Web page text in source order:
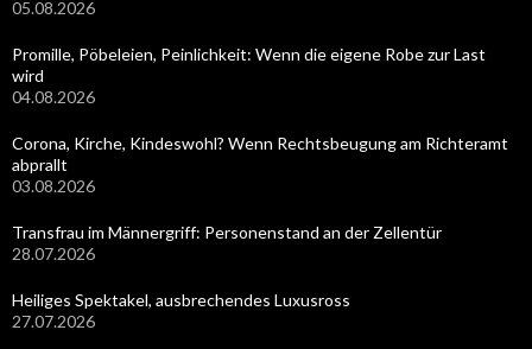
05.08.2026
Promille, Pöbeleien, Peinlichkeit: Wenn die eigene Robe zur Last
wird
04.08.2026
Corona, Kirche, Kindeswohl? Wenn Rechtsbeugung am Richteramt
abprallt
03.08.2026
Transfrau im Männergriff: Personenstand an der Zellentür
28.07.2026
Heiliges Spektakel, ausbrechendes Luxusross
27.07.2026